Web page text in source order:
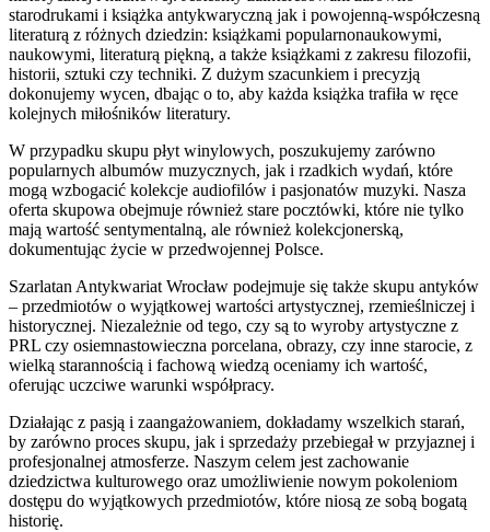
starodrukami i książka antykwaryczną jak i powojenną-współczesną
literaturą z różnych dziedzin: książkami popularnonaukowymi,
naukowymi, literaturą piękną, a także książkami z zakresu filozofii,
historii, sztuki czy techniki. Z dużym szacunkiem i precyzją
dokonujemy wycen, dbając o to, aby każda książka trafiła w ręce
kolejnych miłośników literatury.
W przypadku skupu płyt winylowych, poszukujemy zarówno
popularnych albumów muzycznych, jak i rzadkich wydań, które
mogą wzbogacić kolekcje audiofilów i pasjonatów muzyki. Nasza
oferta skupowa obejmuje również stare pocztówki, które nie tylko
mają wartość sentymentalną, ale również kolekcjonerską,
dokumentując życie w przedwojennej Polsce.
Szarlatan Antykwariat Wrocław podejmuje się także skupu antyków
– przedmiotów o wyjątkowej wartości artystycznej, rzemieślniczej i
historycznej. Niezależnie od tego, czy są to wyroby artystyczne z
PRL czy osiemnastowieczna porcelana, obrazy, czy inne starocie, z
wielką starannością i fachową wiedzą oceniamy ich wartość,
oferując uczciwe warunki współpracy.
Działając z pasją i zaangażowaniem, dokładamy wszelkich starań,
by zarówno proces skupu, jak i sprzedaży przebiegał w przyjaznej i
profesjonalnej atmosferze. Naszym celem jest zachowanie
dziedzictwa kulturowego oraz umożliwienie nowym pokoleniom
dostępu do wyjątkowych przedmiotów, które niosą ze sobą bogatą
historię.